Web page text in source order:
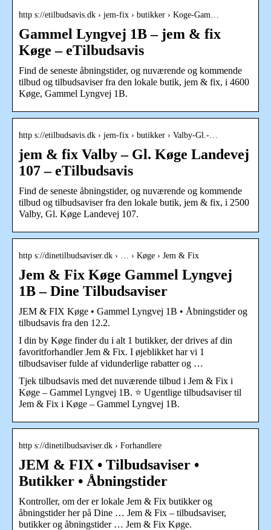
http s://etilbudsavis.dk › jem-fix › butikker › Koge-Gam…
Gammel Lyngvej 1B – jem & fix
Køge – eTilbudsavis
Find de seneste åbningstider, og nuværende og kommende
tilbud og tilbudsaviser fra den lokale butik, jem & fix, i 4600
Køge, Gammel Lyngvej 1B.
http s://etilbudsavis.dk › jem-fix › butikker › Valby-Gl.-…
jem & fix Valby – Gl. Køge Landevej
107 – eTilbudsavis
Find de seneste åbningstider, og nuværende og kommende
tilbud og tilbudsaviser fra den lokale butik, jem & fix, i 2500
Valby, Gl. Køge Landevej 107.
http s://dinetilbudsaviser.dk › … › Køge › Jem & Fix
Jem & Fix Køge Gammel Lyngvej
1B – Dine Tilbudsaviser
JEM & FIX Køge • Gammel Lyngvej 1B • Åbningstider og
tilbudsavis fra den 12.2.
I din by Køge finder du i alt 1 butikker, der drives af din
favoritforhandler Jem & Fix. I øjeblikket har vi 1
tilbudsaviser fulde af vidunderlige rabatter og …
Tjek tilbudsavis med det nuværende tilbud i Jem & Fix i
Køge – Gammel Lyngvej 1B. ⭐ Ugentlige tilbudsaviser til
Jem & Fix i Køge – Gammel Lyngvej 1B.
http s://dinetilbudsaviser.dk › Forhandlere
JEM & FIX • Tilbudsaviser •
Butikker • Åbningstider
Kontroller, om der er lokale Jem & Fix butikker og
åbningstider her på Dine … Jem & Fix – tilbudsaviser,
butikker og åbningstider … Jem & Fix Køge.